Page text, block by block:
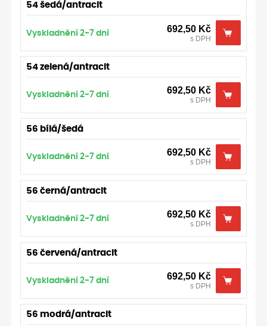
54 šedá/antracit
Vyskladnění 2-7 dní 692,50 Kč
s DPH
54 zelená/antracit
Vyskladnění 2-7 dní 692,50 Kč
s DPH
56 bílá/šedá
Vyskladnění 2-7 dní 692,50 Kč
s DPH
56 černá/antracit
Vyskladnění 2-7 dní 692,50 Kč
s DPH
56 červená/antracit
Vyskladnění 2-7 dní 692,50 Kč
s DPH
56 modrá/antracit